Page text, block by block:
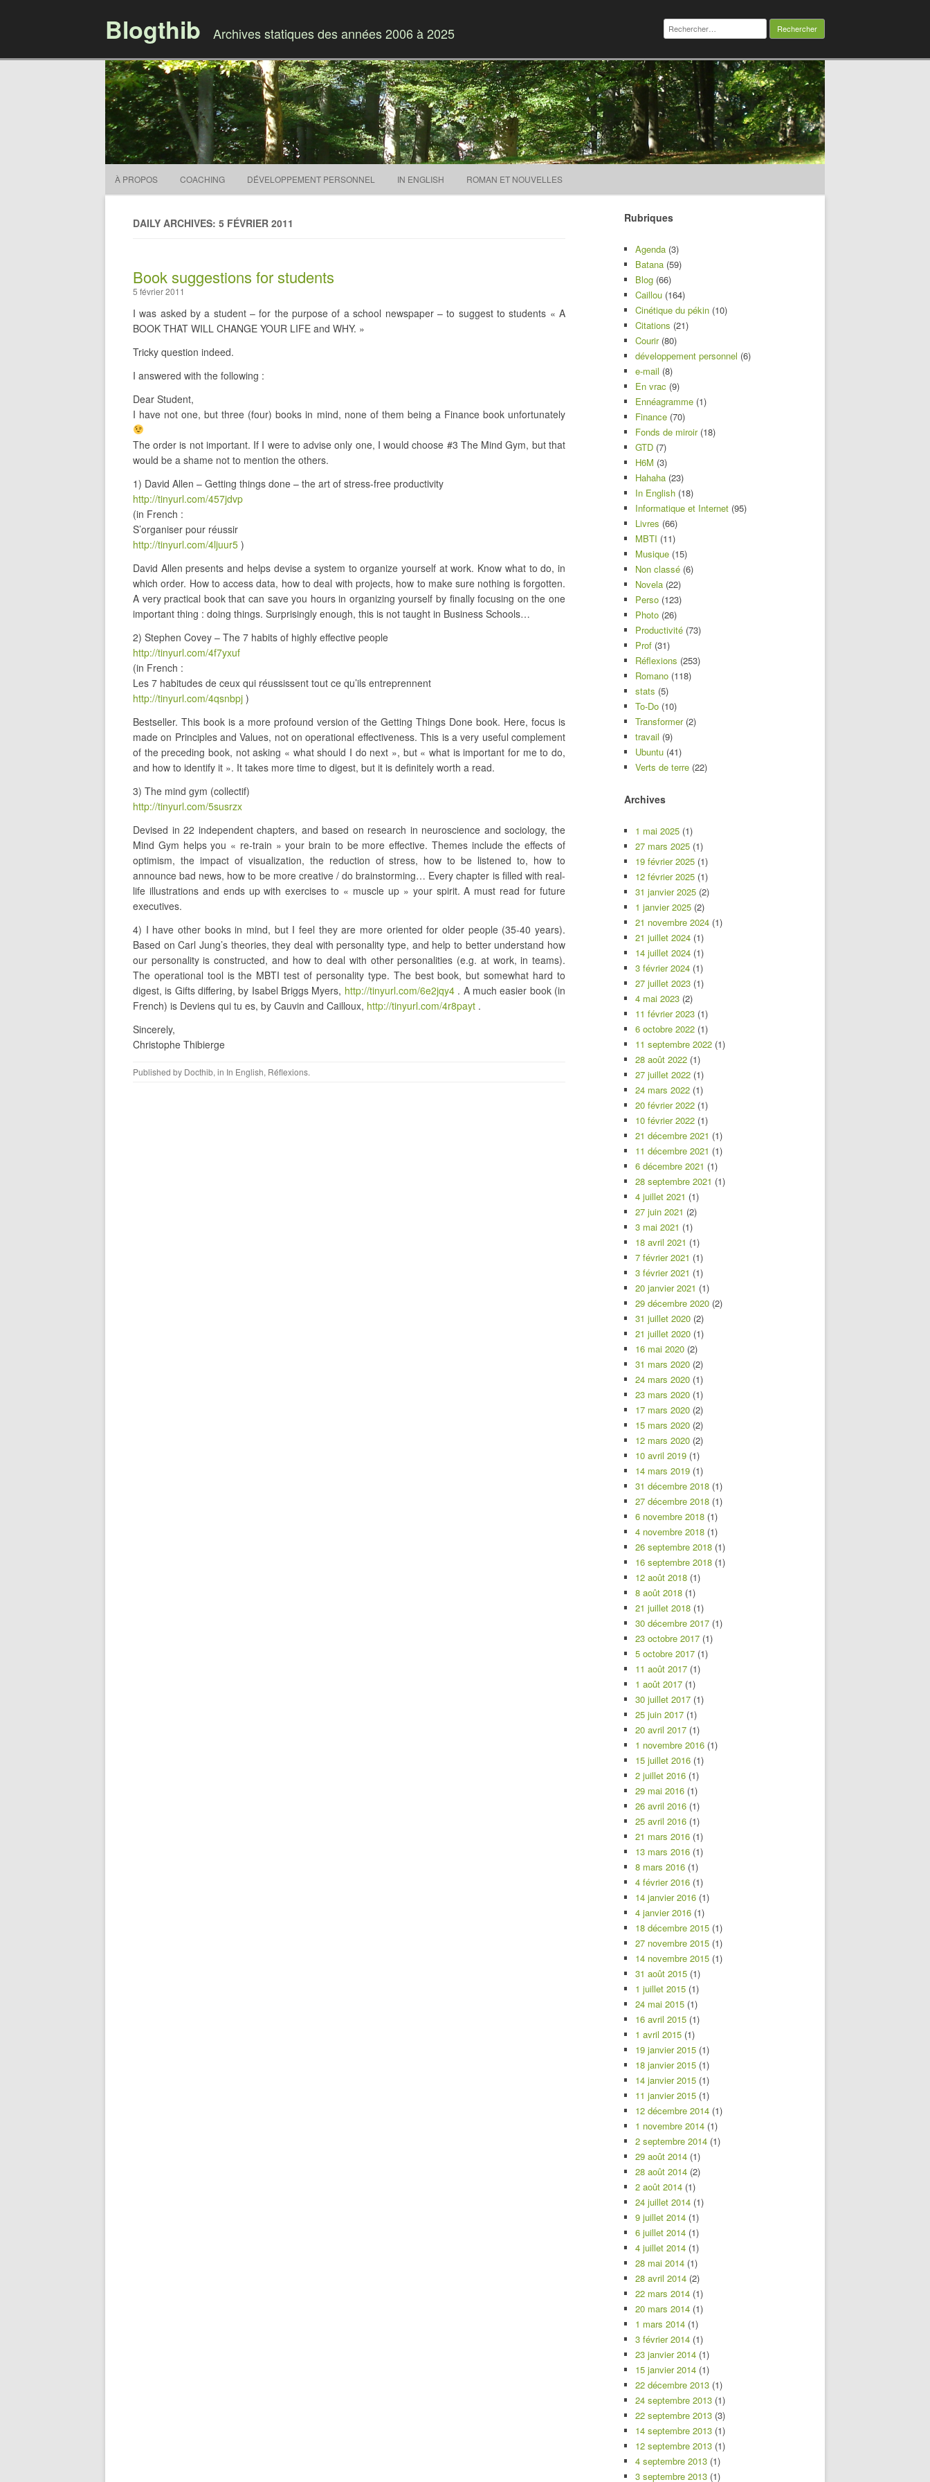
Blogthib Archives statiques des années 2006 à 2025
Rechercher :
À PROPOS COACHING DÉVELOPPEMENT PERSONNEL IN ENGLISH ROMAN ET NOUVELLES
DAILY ARCHIVES: 5 FÉVRIER 2011
Book suggestions for students
5 février 2011
I was asked by a student – for the purpose of a school newspaper – to suggest to students « A
BOOK THAT WILL CHANGE YOUR LIFE and WHY. »
Tricky question indeed.
I answered with the following :
Dear Student,
I have not one, but three (four) books in mind, none of them being a Finance book unfortunately
The order is not important. If I were to advise only one, I would choose #3 The Mind Gym, but that
would be a shame not to mention the others.
1) David Allen – Getting things done – the art of stress-free productivity
http://tinyurl.com/457jdvp
(in French :
S’organiser pour réussir
http://tinyurl.com/4ljuur5 )
David Allen presents and helps devise a system to organize yourself at work. Know what to do, in
which order. How to access data, how to deal with projects, how to make sure nothing is forgotten.
A very practical book that can save you hours in organizing yourself by finally focusing on the one
important thing : doing things. Surprisingly enough, this is not taught in Business Schools…
2) Stephen Covey – The 7 habits of highly effective people
http://tinyurl.com/4f7yxuf
(in French :
Les 7 habitudes de ceux qui réussissent tout ce qu’ils entreprennent
http://tinyurl.com/4qsnbpj )
Bestseller. This book is a more profound version of the Getting Things Done book. Here, focus is
made on Principles and Values, not on operational effectiveness. This is a very useful complement
of the preceding book, not asking « what should I do next », but « what is important for me to do,
and how to identify it ». It takes more time to digest, but it is definitely worth a read.
3) The mind gym (collectif)
http://tinyurl.com/5susrzx
Devised in 22 independent chapters, and based on research in neuroscience and sociology, the
Mind Gym helps you « re-train » your brain to be more effective. Themes include the effects of
optimism, the impact of visualization, the reduction of stress, how to be listened to, how to
announce bad news, how to be more creative / do brainstorming… Every chapter is filled with real-
life illustrations and ends up with exercises to « muscle up » your spirit. A must read for future
executives.
4) I have other books in mind, but I feel they are more oriented for older people (35-40 years).
Based on Carl Jung’s theories, they deal with personality type, and help to better understand how
our personality is constructed, and how to deal with other personalities (e.g. at work, in teams).
The operational tool is the MBTI test of personality type. The best book, but somewhat hard to
digest, is Gifts differing, by Isabel Briggs Myers, http://tinyurl.com/6e2jqy4. A much easier book (in
French) is Deviens qui tu es, by Cauvin and Cailloux, http://tinyurl.com/4r8payt .
Sincerely,
Christophe Thibierge
Published by Docthib, in In English, Réflexions.
Rubriques
Agenda (3)
Batana (59)
Blog (66)
Caillou (164)
Cinétique du pékin (10)
Citations (21)
Courir(80)
développement personnel (6)
e-mail (8)
En vrac (9)
Ennéagramme (1)
Finance (70)
Fonds de miroir(18)
GTD (7)
H6M (3)
Hahaha (23)
In English (18)
Informatique et Internet (95)
Livres (66)
MBTI (11)
Musique (15)
Non classé (6)
Novela (22)
Perso (123)
Photo (26)
Productivité (73)
Prof (31)
Réflexions (253)
Romano (118)
stats (5)
To-Do (10)
Transformer(2)
travail (9)
Ubuntu (41)
Verts de terre (22)
Archives
1 mai 2025 (1)
27 mars 2025 (1)
19 février 2025 (1)
12 février 2025 (1)
31 janvier 2025 (2)
1 janvier 2025 (2)
21 novembre 2024 (1)
21 juillet 2024 (1)
14 juillet 2024 (1)
3 février 2024 (1)
27 juillet 2023 (1)
4 mai 2023 (2)
11 février 2023 (1)
6 octobre 2022 (1)
11 septembre 2022 (1)
28 août 2022 (1)
27 juillet 2022 (1)
24 mars 2022 (1)
20 février 2022 (1)
10 février 2022 (1)
21 décembre 2021 (1)
11 décembre 2021 (1)
6 décembre 2021 (1)
28 septembre 2021 (1)
4 juillet 2021 (1)
27 juin 2021 (2)
3 mai 2021 (1)
18 avril 2021 (1)
7 février 2021 (1)
3 février 2021 (1)
20 janvier 2021 (1)
29 décembre 2020 (2)
31 juillet 2020 (2)
21 juillet 2020 (1)
16 mai 2020 (2)
31 mars 2020 (2)
24 mars 2020 (1)
23 mars 2020 (1)
17 mars 2020 (2)
15 mars 2020 (2)
12 mars 2020 (2)
10 avril 2019 (1)
14 mars 2019 (1)
31 décembre 2018 (1)
27 décembre 2018 (1)
6 novembre 2018 (1)
4 novembre 2018 (1)
26 septembre 2018 (1)
16 septembre 2018 (1)
12 août 2018 (1)
8 août 2018 (1)
21 juillet 2018 (1)
30 décembre 2017 (1)
23 octobre 2017 (1)
5 octobre 2017 (1)
11 août 2017 (1)
1 août 2017 (1)
30 juillet 2017 (1)
25 juin 2017 (1)
20 avril 2017 (1)
1 novembre 2016 (1)
15 juillet 2016 (1)
2 juillet 2016 (1)
29 mai 2016 (1)
26 avril 2016 (1)
25 avril 2016 (1)
21 mars 2016 (1)
13 mars 2016 (1)
8 mars 2016 (1)
4 février 2016 (1)
14 janvier 2016 (1)
4 janvier 2016 (1)
18 décembre 2015 (1)
27 novembre 2015 (1)
14 novembre 2015 (1)
31 août 2015 (1)
1 juillet 2015 (1)
24 mai 2015 (1)
16 avril 2015 (1)
1 avril 2015 (1)
19 janvier 2015 (1)
18 janvier 2015 (1)
14 janvier 2015 (1)
11 janvier 2015 (1)
12 décembre 2014 (1)
1 novembre 2014 (1)
2 septembre 2014 (1)
29 août 2014 (1)
28 août 2014 (2)
2 août 2014 (1)
24 juillet 2014 (1)
9 juillet 2014 (1)
6 juillet 2014 (1)
4 juillet 2014 (1)
28 mai 2014 (1)
28 avril 2014 (2)
22 mars 2014 (1)
20 mars 2014 (1)
1 mars 2014 (1)
3 février 2014 (1)
23 janvier 2014 (1)
15 janvier 2014 (1)
22 décembre 2013 (1)
24 septembre 2013 (1)
22 septembre 2013 (3)
14 septembre 2013 (1)
12 septembre 2013 (1)
4 septembre 2013 (1)
3 septembre 2013 (1)